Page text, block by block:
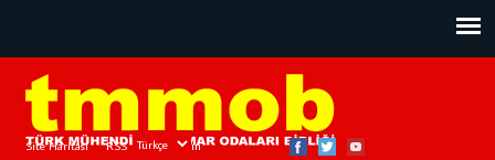
Site Haritası RSS Bize Ulaşın